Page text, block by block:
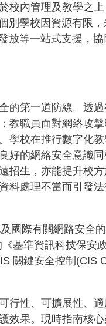
內管理及教學之上
別學校因資源有限
放等一站式支援，
的第一道防線。透
教職員面對網絡攻
學校在推行數字化
好的網絡安全意識
招生，亦能提升校
料處理不當而引發
國際有關網路安全
基準資訊科技保安
關鍵安全控制(CIS
行性、可擴展性、
效果。現時指南核